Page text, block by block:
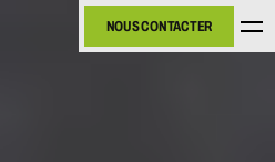
NOUS CONTACTER